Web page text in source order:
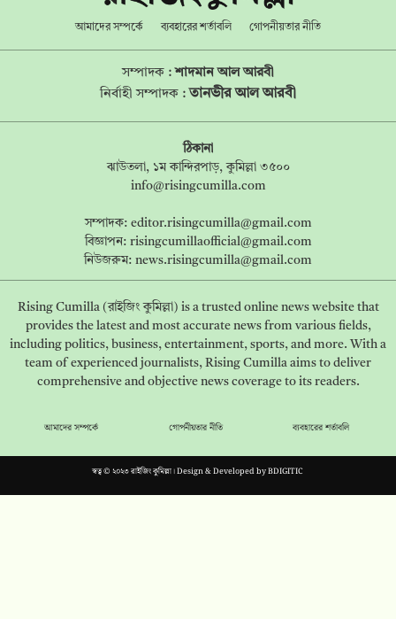
আমাদের সম্পর্কে ব্যবহারের শর্তাবলি গোপনীয়তার নীতি
সম্পাদক :শাদমান আল আরবী
নির্বাহী সম্পাদক : তানভীর আল আরবী
ঠিকানা
ঝাউতলা, ১ম কান্দিরপাড়, কুমিল্লা ৩৫০০
info@risingcumilla.com
সম্পাদক: editor.risingcumilla@gmail.com
বিজ্ঞাপন: risingcumillaofficial@gmail.com
নিউজরুম: news.risingcumilla@gmail.com
Rising Cumilla (রাইজিং কুমিল্লা) is a trusted online news website that
provides the latest and most accurate news from various fields,
including politics, business, entertainment, sports, and more. With a
team of experienced journalists, Rising Cumilla aims to deliver
comprehensive and objective news coverage to its readers.
আমাদের সম্পর্কে গোপনীয়তার নীতি ব্যবহারের শর্তাবলি
স্বত্ব © ২০২৩ রাইজিং কুমিল্লা। Design & Developed byBDIGITIC